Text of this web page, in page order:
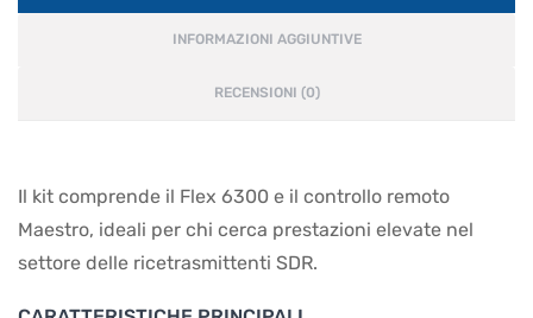
INFORMAZIONI AGGIUNTIVE
RECENSIONI (0)
Il kit comprende il Flex 6300 e il controllo remoto
Maestro, ideali per chi cerca prestazioni elevate nel
settore delle ricetrasmittenti SDR.